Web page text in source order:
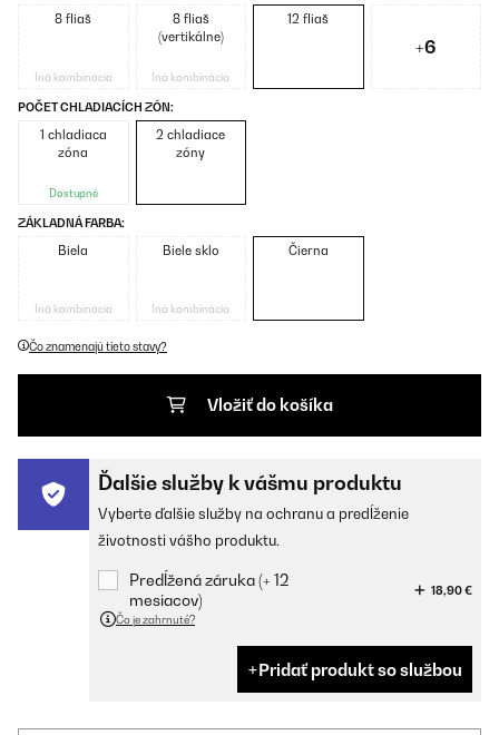
8 fliaš
Iná kombinácia
8 fliaš
(vertikálne)
Iná kombinácia
12 fliaš
+6
POČET CHLADIACÍCH ZÓN:
1 chladiaca
zóna
Dostupné
2 chladiace
zóny
ZÁKLADNÁ FARBA:
Biela
Iná kombinácia
Biele sklo
Iná kombinácia
Čierna
Čo znamenajú tieto stavy?
Vložiť do košíka
Ďalšie služby k vášmu produktu
Vyberte ďalšie služby na ochranu a predĺženie
životnosti vášho produktu.
Predĺžená záruka (+ 12
mesiacov)
18,90 €
Čo je zahrnuté?
Pridať produkt so službou